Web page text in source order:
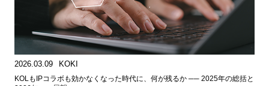
2026.03.09 KOKI
KOLもIPコラボも効かなくなった時代に、何が残るか ── 2025年の総括と